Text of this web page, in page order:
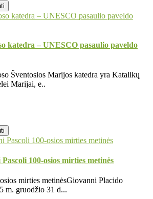
katedra – UNESCO pasaulio paveldo
Šventosios Marijos katedra yra Katalikų
Marijai, e..
100-osios mirties metinės
mirties metinėsGiovanni Placido
m. gruodžio 31 d...